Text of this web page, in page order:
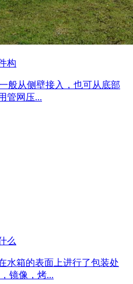
构
般从侧壁接入，也可从底部
管网压...
么
水箱的表面上进行了包装处
镜像，烤...